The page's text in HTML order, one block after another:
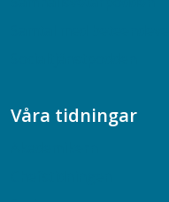
Våra tidningar